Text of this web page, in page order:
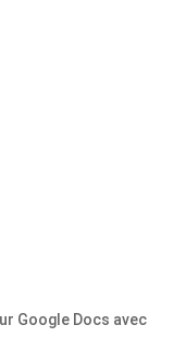
Google Docs avec